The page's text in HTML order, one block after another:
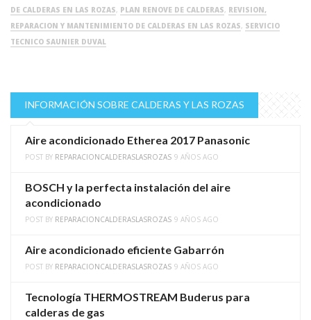
DE CALDERAS EN LAS ROZAS, PLAN RENOVE DE CALDERAS, REVISION,
REPARACION Y MANTENIMIENTO DE CALDERAS EN LAS ROZAS, SERVICIO
TECNICO SAUNIER DUVAL
INFORMACIÓN SOBRE CALDERAS Y LAS ROZAS
Aire acondicionado Etherea 2017 Panasonic
POST BY REPARACIONCALDERASLASROZAS 9 AÑOS AGO
BOSCH y la perfecta instalación del aire
acondicionado
POST BY REPARACIONCALDERASLASROZAS 9 AÑOS AGO
Aire acondicionado eficiente Gabarrón
POST BY REPARACIONCALDERASLASROZAS 9 AÑOS AGO
Tecnología THERMOSTREAM Buderus para
calderas de gas